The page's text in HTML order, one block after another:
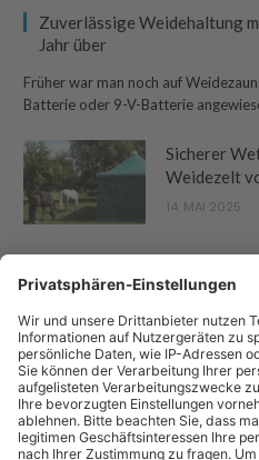
Zuverlässige Weidehaltung
Jahr über
Früher war man noch auf
Batterie oder 9-V-Batterie
Sicherer
Weidezelt
14. MAI 2025